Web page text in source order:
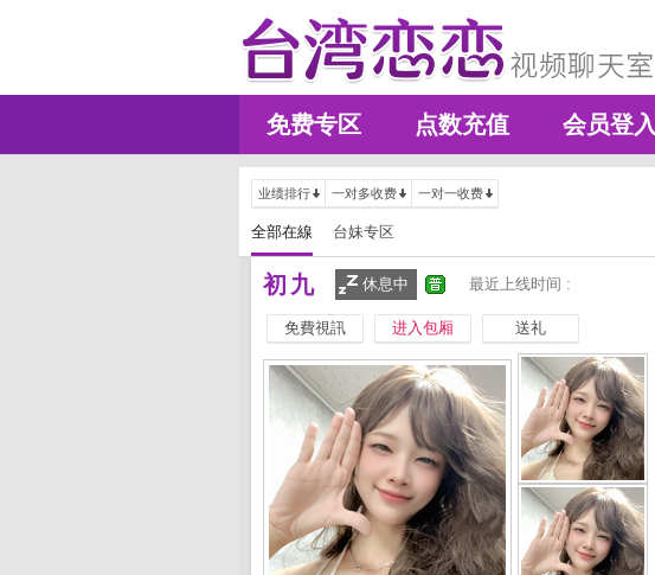
免费专区 点数充值 会员登入
业绩排行 一对多收费 一对一收费
全部在線 台妹专区
初九 休息中 最近上线时间 :
免費視訊 进入包厢 送礼